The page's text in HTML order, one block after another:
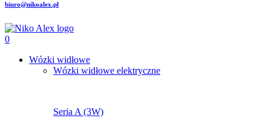
biuro@nikoalex.pl
0
Wózki widłowe
Wózki widłowe elektryczne
Seria A (3W)